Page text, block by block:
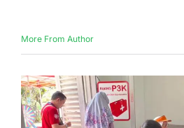
More From Author